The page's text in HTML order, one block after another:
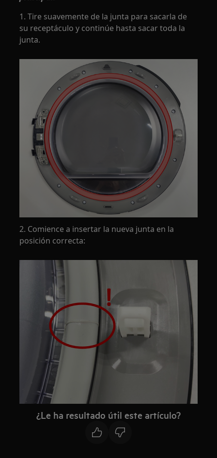
1. Tire suavemente de la junta para sacarla de
su receptáculo y continúe hasta sacar toda la
junta.
2. Comience a insertar la nueva junta en la
posición correcta:
¿Le ha resultado útil este artículo?